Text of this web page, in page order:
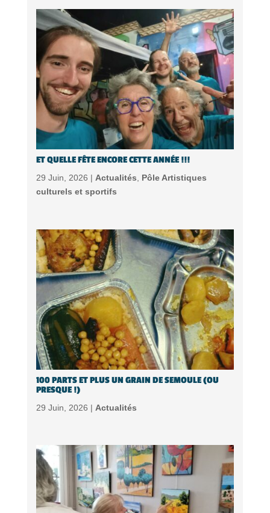
ET QUELLE FÊTE ENCORE CETTE ANNÉE !!!
29 Juin, 2026 | Actualités, Pôle Artistiques
culturels et sportifs
100 PARTS ET PLUS UN GRAIN DE SEMOULE (OU
PRESQUE !)
29 Juin, 2026 | Actualités